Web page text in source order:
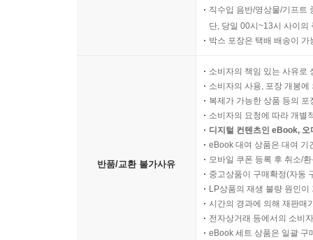
직수입 음반/영상물/기프트
단, 당일 00시~13시 사이의
박스 포장은 택배 배송이
반품/교환 불가사유
소비자의 책임 있는 사유로
소비자의 사용, 포장 개봉
복제가 가능한 상품 등의
소비자의 요청에 따라 개별
디지털 컨텐츠인 eBook,
eBook 대여 상품은 대여 기
모바일 쿠폰 등록 후 취소/
중고상품이 구매확정(자동
LP상품의 재생 불량 원인
시간의 경과에 의해 재판매
전자상거래 등에서의 소비
eBook 세트 상품은 일괄 구